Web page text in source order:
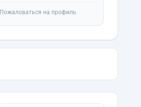
Пожаловаться на профиль